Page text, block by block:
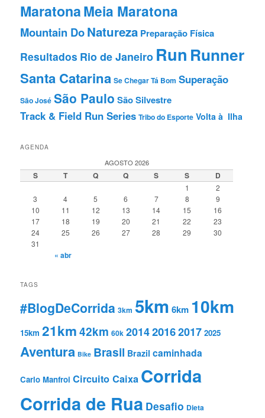
MaratonaMeia Maratona
Mountain DoNatureza Preparação Fí­sica
Resultados Rio de Janeiro Run Runner
Santa Catarina Se Chegar Tá Bom Superação
São José São Paulo São Silvestre
Track & Field Run Series Tribo do Esporte Volta à Ilha
AGENDA
AGOSTO 2026
S T Q Q S S D
1
2
3
4 5 6 7 8
9
10
11 12 13 14 15
16
17
18 19 20 21 22
23
24
25 26 27 28 29
30
31
« abr
TAGS
#BlogDeCorrida 3km 5km 6km 10km
15km 21km42km 60k 201420162017 2025
Aventura Bike Brasil Brazil caminhada
Carlo Manfroi Circuito Caixa Corrida
Corrida de Rua Desafio Dieta